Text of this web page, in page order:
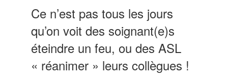
Ce n’est pas tous les jours
qu’on voit des soignant(e)s
éteindre un feu, ou des ASL
« réanimer » leurs collègues !